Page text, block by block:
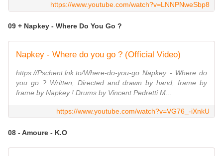
https://www.youtube.com/watch?v=LNNPNweSbp8
09 + Napkey - Where Do You Go ?
Napkey - Where do you go ? (Official Video)
https://Pschent.lnk.to/Where-do-you-go Napkey - Where do
you go ? Written, Directed and drawn by hand, frame by
frame by Napkey ! Drums by Vincent Pedretti M...
https://www.youtube.com/watch?v=VG76_-iXnkU
08 - Amoure - K.O